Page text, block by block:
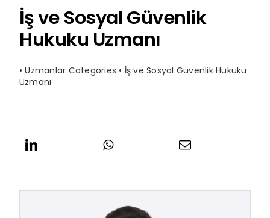
Blog
İletişim
İş ve Sosyal Güvenlik
Hukuku Uzmanı
•Uzmanlar Categories • İş ve Sosyal Güvenlik Hukuku
Uzmanı